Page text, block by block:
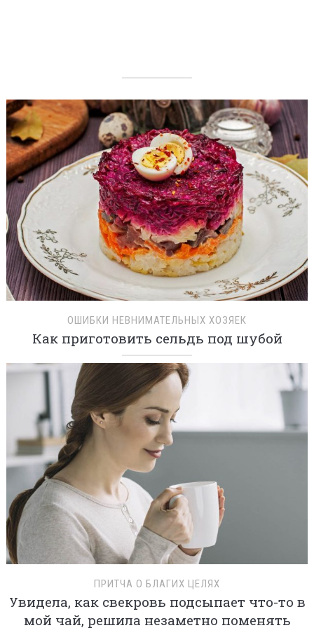
ОШИБКИ НЕВНИМАТЕЛЬНЫХ ХОЗЯЕК
Как приготовить сельдь под шубой
ПРИТЧА О БЛАГИХ ЦЕЛЯХ
Увидела, как свекровь подсыпает что-то в
мой чай, решила незаметно поменять